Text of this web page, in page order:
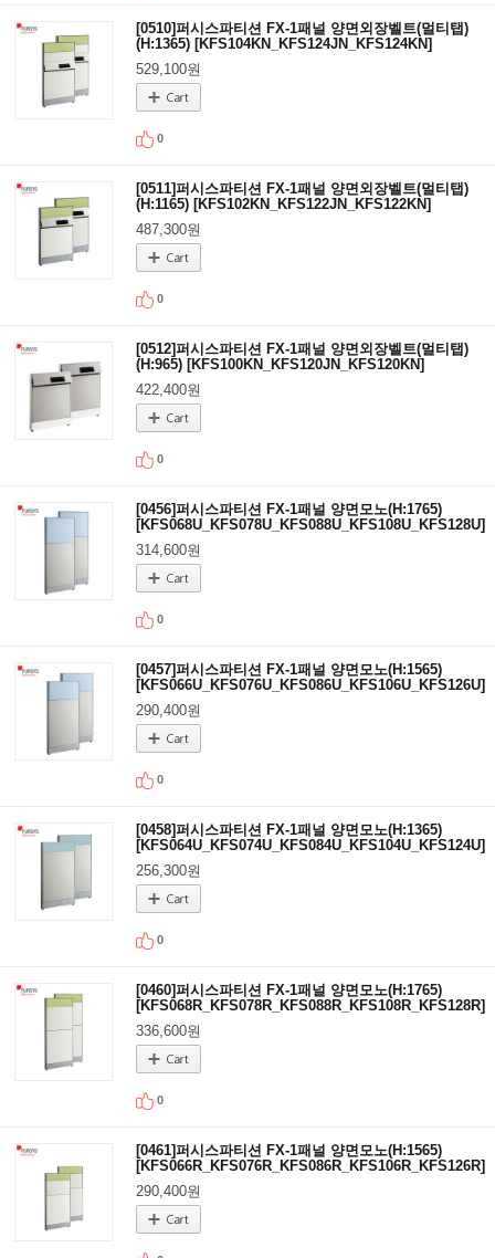
[0510]퍼시스파티션 FX-1패널 양면외장벨트(멀티탭)
(H:1365) [KFS104KN_KFS124JN_KFS124KN]
529,100원
0
[0511]퍼시스파티션 FX-1패널 양면외장벨트(멀티탭)
(H:1165) [KFS102KN_KFS122JN_KFS122KN]
487,300원
0
[0512]퍼시스파티션 FX-1패널 양면외장벨트(멀티탭)
(H:965) [KFS100KN_KFS120JN_KFS120KN]
422,400원
0
[0456]퍼시스파티션 FX-1패널 양면모노(H:1765)
[KFS068U_KFS078U_KFS088U_KFS108U_KFS128U]
314,600원
0
[0457]퍼시스파티션 FX-1패널 양면모노(H:1565)
[KFS066U_KFS076U_KFS086U_KFS106U_KFS126U]
290,400원
0
[0458]퍼시스파티션 FX-1패널 양면모노(H:1365)
[KFS064U_KFS074U_KFS084U_KFS104U_KFS124U]
256,300원
0
[0460]퍼시스파티션 FX-1패널 양면모노(H:1765)
[KFS068R_KFS078R_KFS088R_KFS108R_KFS128R]
336,600원
0
[0461]퍼시스파티션 FX-1패널 양면모노(H:1565)
[KFS066R_KFS076R_KFS086R_KFS106R_KFS126R]
290,400원